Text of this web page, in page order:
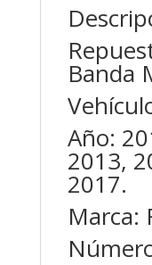
Banda
Año:
2013,
2017.
Marca: